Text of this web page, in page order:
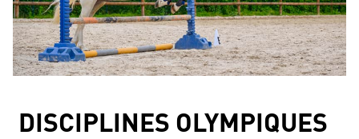
DISCIPLINES OLYMPIQUES